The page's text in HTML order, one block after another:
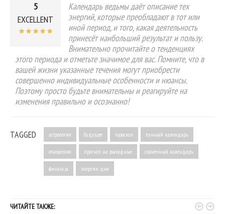
5
EXCELLENT
Календарь ведьмы даёт описание тех
энергий, которые преобладают в тот или
иной период, и того, какая деятельность
принесёт наибольший результат и пользу.
Внимательно прочитайте о тенденциях
этого периода и отметьте значимое для вас. Помните, что в
вашей жизни указанные течения могут приобрести
совершенно индивидуальные особенности и нюансы.
Поэтому просто будьте внимательны и реагируйте на
изменения правильно и осознанно!
TAGGED астрология будущее гороскоп лунный календарь
отношения прогноз на выходные солнечный календарь
финансы энергии дня
ЧИТАЙТЕ ТАКЖЕ:  